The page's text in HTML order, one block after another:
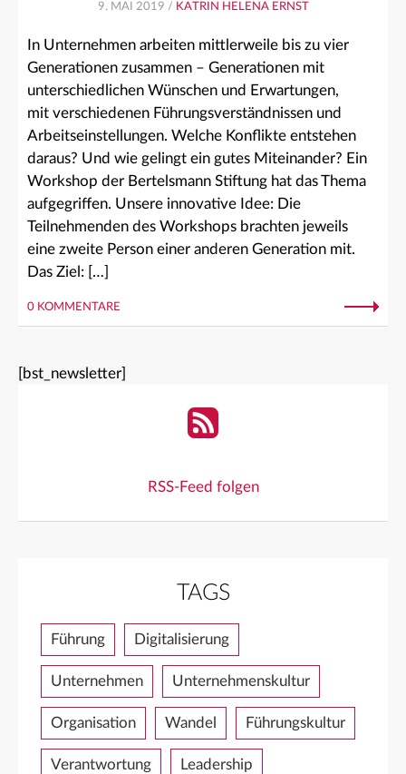
9. MAI 2019 / KATRIN HELENA ERNST
In Unternehmen arbeiten mittlerweile bis zu vier
Generationen zusammen – Generationen mit
unterschiedlichen Wünschen und Erwartungen,
mit verschiedenen Führungsverständnissen und
Arbeitseinstellungen. Welche Konflikte entstehen
daraus? Und wie gelingt ein gutes Miteinander? Ein
Workshop der Bertelsmann Stiftung hat das Thema
aufgegriffen. Unsere innovative Idee: Die
Teilnehmenden des Workshops brachten jeweils
eine zweite Person einer anderen Generation mit.
Das Ziel: […]
0 KOMMENTARE
[bst_newsletter]
RSS-Feed folgen
TAGS
Führung Digitalisierung
Unternehmen Unternehmenskultur
Organisation Wandel Führungskultur
Verantwortung Leadership